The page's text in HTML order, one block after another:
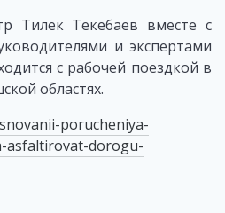
Тилек Текебаев вместе с
и экспертами
с рабочей поездкой в
областях.
porucheniya-
asfaltirovat-dorogu-